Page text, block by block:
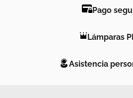
Pago
Lámparas
Asistencia